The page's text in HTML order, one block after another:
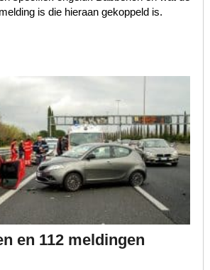
is die hieraan gekoppeld is.
en 112 meldingen